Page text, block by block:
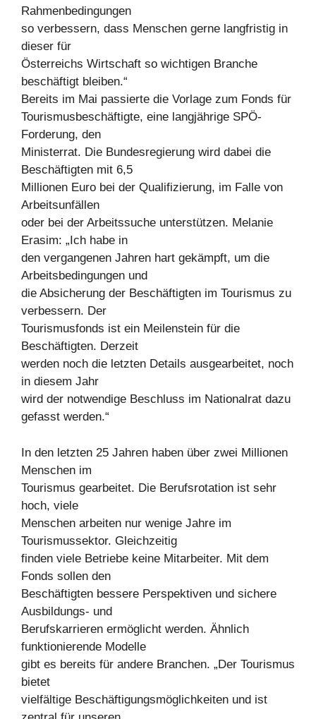
Rahmenbedingungen
so verbessern, dass Menschen gerne langfristig in
dieser für
Österreichs Wirtschaft so wichtigen Branche
beschäftigt bleiben.“
Bereits im Mai passierte die Vorlage zum Fonds für
Tourismusbeschäftigte, eine langjährige SPÖ-
Forderung, den
Ministerrat. Die Bundesregierung wird dabei die
Beschäftigten mit 6,5
Millionen Euro bei der Qualifizierung, im Falle von
Arbeitsunfällen
oder bei der Arbeitssuche unterstützen. Melanie
Erasim: „Ich habe in
den vergangenen Jahren hart gekämpft, um die
Arbeitsbedingungen und
die Absicherung der Beschäftigten im Tourismus zu
verbessern. Der
Tourismusfonds ist ein Meilenstein für die
Beschäftigten. Derzeit
werden noch die letzten Details ausgearbeitet, noch
in diesem Jahr
wird der notwendige Beschluss im Nationalrat dazu
gefasst werden.“
In den letzten 25 Jahren haben über zwei Millionen
Menschen im
Tourismus gearbeitet. Die Berufsrotation ist sehr
hoch, viele
Menschen arbeiten nur wenige Jahre im
Tourismussektor. Gleichzeitig
finden viele Betriebe keine Mitarbeiter. Mit dem
Fonds sollen den
Beschäftigten bessere Perspektiven und sichere
Ausbildungs- und
Berufskarrieren ermöglicht werden. Ähnlich
funktionierende Modelle
gibt es bereits für andere Branchen. „Der Tourismus
bietet
vielfältige Beschäftigungsmöglichkeiten und ist